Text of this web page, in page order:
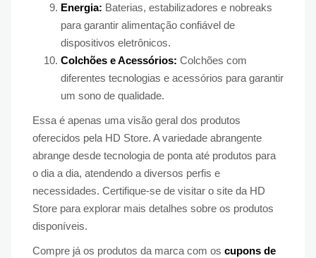
Energia: Baterias, estabilizadores e nobreaks
para garantir alimentação confiável de
dispositivos eletrônicos.
Colchões e Acessórios: Colchões com
diferentes tecnologias e acessórios para garantir
um sono de qualidade.
Essa é apenas uma visão geral dos produtos
oferecidos pela HD Store. A variedade abrangente
abrange desde tecnologia de ponta até produtos para
o dia a dia, atendendo a diversos perfis e
necessidades. Certifique-se de visitar o site da HD
Store para explorar mais detalhes sobre os produtos
disponíveis.
Compre já os produtos da marca com os cupons de